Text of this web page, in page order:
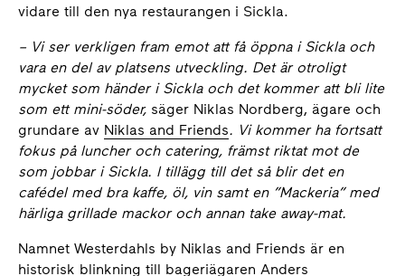
vidare till den nya restaurangen i Sickla.
– Vi ser verkligen fram emot att få öppna i Sickla och
vara en del av platsens utveckling. Det är otroligt
mycket som händer i Sickla och det kommer att bli lite
som ett mini-söder, säger Niklas Nordberg, ägare och
grundare av Niklas and Friends. Vi kommer ha fortsatt
fokus på luncher och catering, främst riktat mot de
som jobbar i Sickla. I tillägg till det så blir det en
cafédel med bra kaffe, öl, vin samt en ”Mackeria” med
härliga grillade mackor och annan take away-mat.
Namnet Westerdahls by Niklas and Friends är en
historisk blinkning till bageriägaren Anders